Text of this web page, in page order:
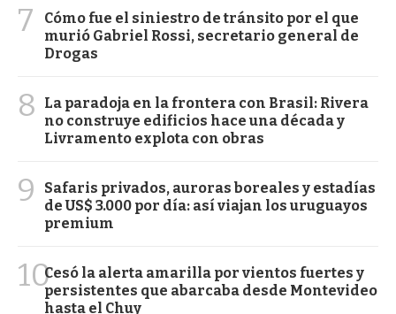
7
Cómo fue el siniestro de tránsito por el que
murió Gabriel Rossi, secretario general de
Drogas
8
La paradoja en la frontera con Brasil: Rivera
no construye edificios hace una década y
Livramento explota con obras
9
Safaris privados, auroras boreales y estadías
de US$ 3.000 por día: así viajan los uruguayos
premium
10Cesó la alerta amarilla por vientos fuertes y
persistentes que abarcaba desde Montevideo
hasta el Chuy